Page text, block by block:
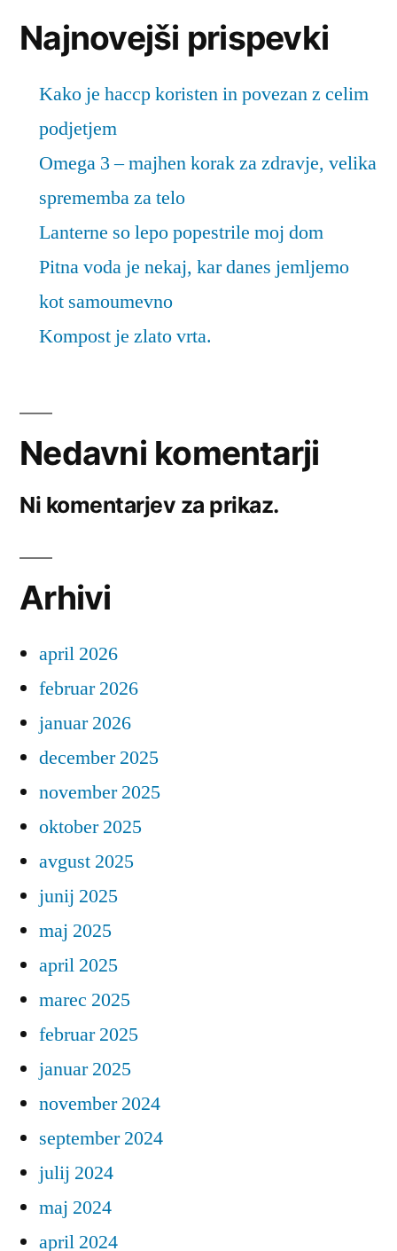
Najnovejši prispevki
Kako je haccp koristen in povezan z celim
podjetjem
Omega 3 – majhen korak za zdravje, velika
sprememba za telo
Lanterne so lepo popestrile moj dom
Pitna voda je nekaj, kar danes jemljemo
kot samoumevno
Kompost je zlato vrta.
Nedavni komentarji
Ni komentarjev za prikaz.
Arhivi
april 2026
februar 2026
januar 2026
december 2025
november 2025
oktober 2025
avgust 2025
junij 2025
maj 2025
april 2025
marec 2025
februar 2025
januar 2025
november 2024
september 2024
julij 2024
maj 2024
april 2024